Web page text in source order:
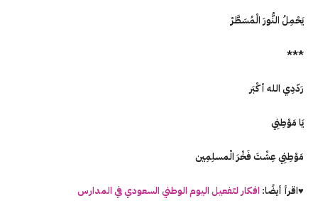
يَحْمِلُ النُّورَ الْمُسَطَّرْ
***
رَدّدِي الله أكْبَر
يَا مَوْطِنِي
مَوْطِنِي عِشْتَ فَخْرَ الْمسلِمِين
♥اقرأ أيضًا: افكار لتفعيل اليوم الوطني السعودي في المدارس